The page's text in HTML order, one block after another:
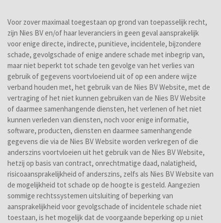
Voor zover maximaal toegestaan op grond van toepasselijk recht,
zijn Nies BV en/of haar leveranciers in geen geval aansprakelijk
voor enige directe, indirecte, punitieve, incidentele, bijzondere
schade, gevolgschade of enige andere schade met inbegrip van,
maar niet beperkt tot schade ten gevolge van het verlies van
gebruik of gegevens voortvloeiend uit of op een andere wijze
verband houden met, het gebruik van de Nies BV Website, met de
vertraging of het niet kunnen gebruiken van de Nies BV Website
of daarmee samenhangende diensten, het verlenen of het niet
kunnen verleden van diensten, noch voor enige informatie,
software, producten, diensten en daarmee samenhangende
gegevens die via de Nies BV Website worden verkregen of die
anderszins voortvloeien uit het gebruik van de Nies BV Website,
hetzij op basis van contract, onrechtmatige daad, nalatigheid,
risicoaansprakelijkheid of anderszins, zelfs als Nies BV Website van
de mogelijkheid tot schade op de hoogte is gesteld. Aangezien
sommige rechtssystemen uitsluiting of beperking van
aansprakelijkheid voor gevolgschade of incidentele schade niet
toestaan, is het mogelijk dat de voorgaande beperking op u niet